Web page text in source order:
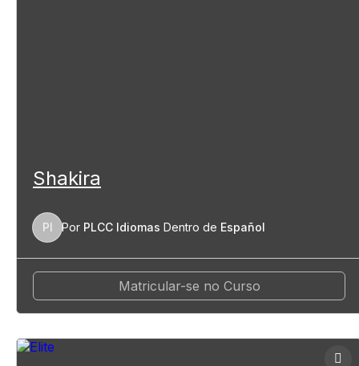
Shakira
PI Por PLCC Idiomas Dentro de Español
Matricular-se no Curso